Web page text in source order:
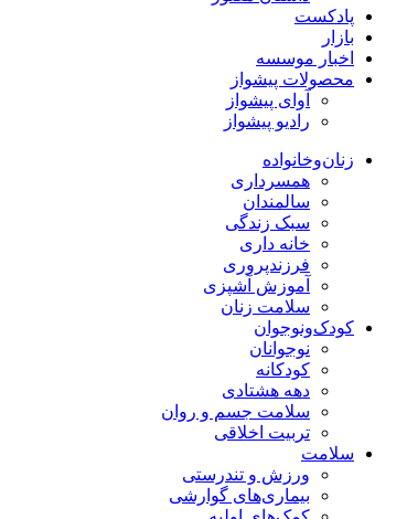
پادکست
بازار
اخبار موسسه
محصولات پیشواز
آوای پیشواز
رادیو پیشواز
زنان‌وخانواده
همسرداری
سالمندان
سبک زندگی
خانه داری
فرزندپروری
آموزش آشپزی
سلامت زنان
کودک‌ونوجوان
نوجوانان
کودکانه
دهه هشتادی
سلامت جسم و روان
تربیت اخلاقی
سلامت
ورزش و تندرستی
بیماری‌های گوارشی